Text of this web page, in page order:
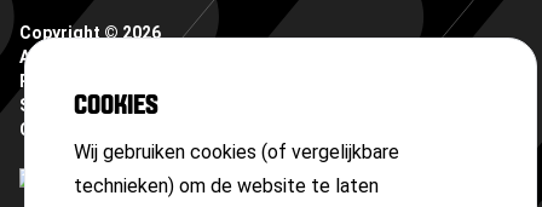
COOKIES
Wij gebruiken cookies (of vergelijkbare
technieken) om de website te laten
Copyright © 2026
Algemene voorwaarden
Privacyverklaring
Sitemap
Cookies